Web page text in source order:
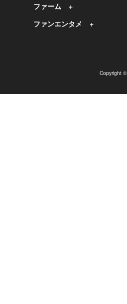
ファーム
ファンエンタメ
Copyright